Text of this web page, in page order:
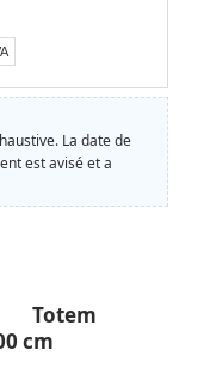
La date de
est avisé et a
Totem
cm